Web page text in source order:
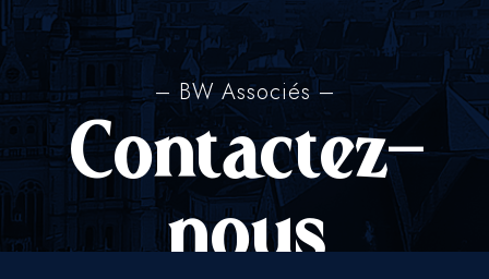
– BW Associés –
Contactez-
nous